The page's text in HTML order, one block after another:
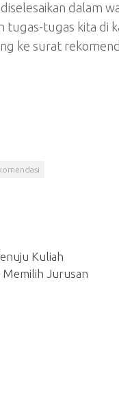
dalam
tugas-tugas kita di
ke surat
Kuliah
Memilih Jurusan